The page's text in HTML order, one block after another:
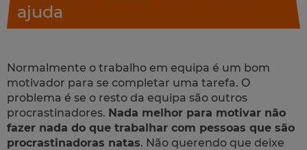
ajuda
Normalmente o trabalho em equipa é um bom
motivador para se completar uma tarefa. O
problema é se o resto da equipa são outros
procrastinadores. Nada melhor para motivar não
fazer nada do que trabalhar com pessoas que são
procrastinadoras natas. Não querendo que deixe